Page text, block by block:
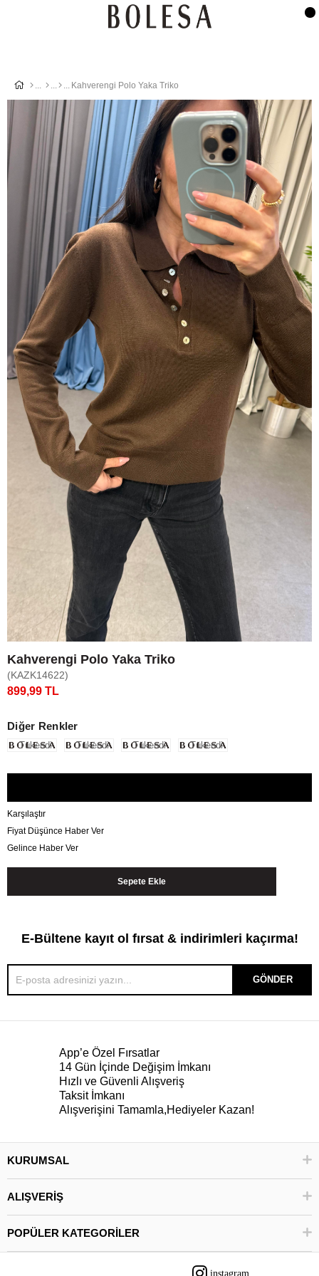
Kahverengi Polo Yaka Triko
Kahverengi Polo Yaka Triko
(KAZK14622)
899,99 TL
Diğer Renkler
Tükendi Tükendi Tükendi Tükendi
Karşılaştır
Fiyat Düşünce Haber Ver
Gelince Haber Ver
E-Bültene kayıt ol fırsat & indirimleri kaçırma!
GÖNDER
App’e Özel Fırsatlar
14 Gün İçinde Değişim İmkanı
Hızlı ve Güvenli Alışveriş
Taksit İmkanı
Alışverişini Tamamla,Hediyeler Kazan!
KURUMSAL
ALIŞVERİŞ
POPÜLER KATEGORİLER
instagram